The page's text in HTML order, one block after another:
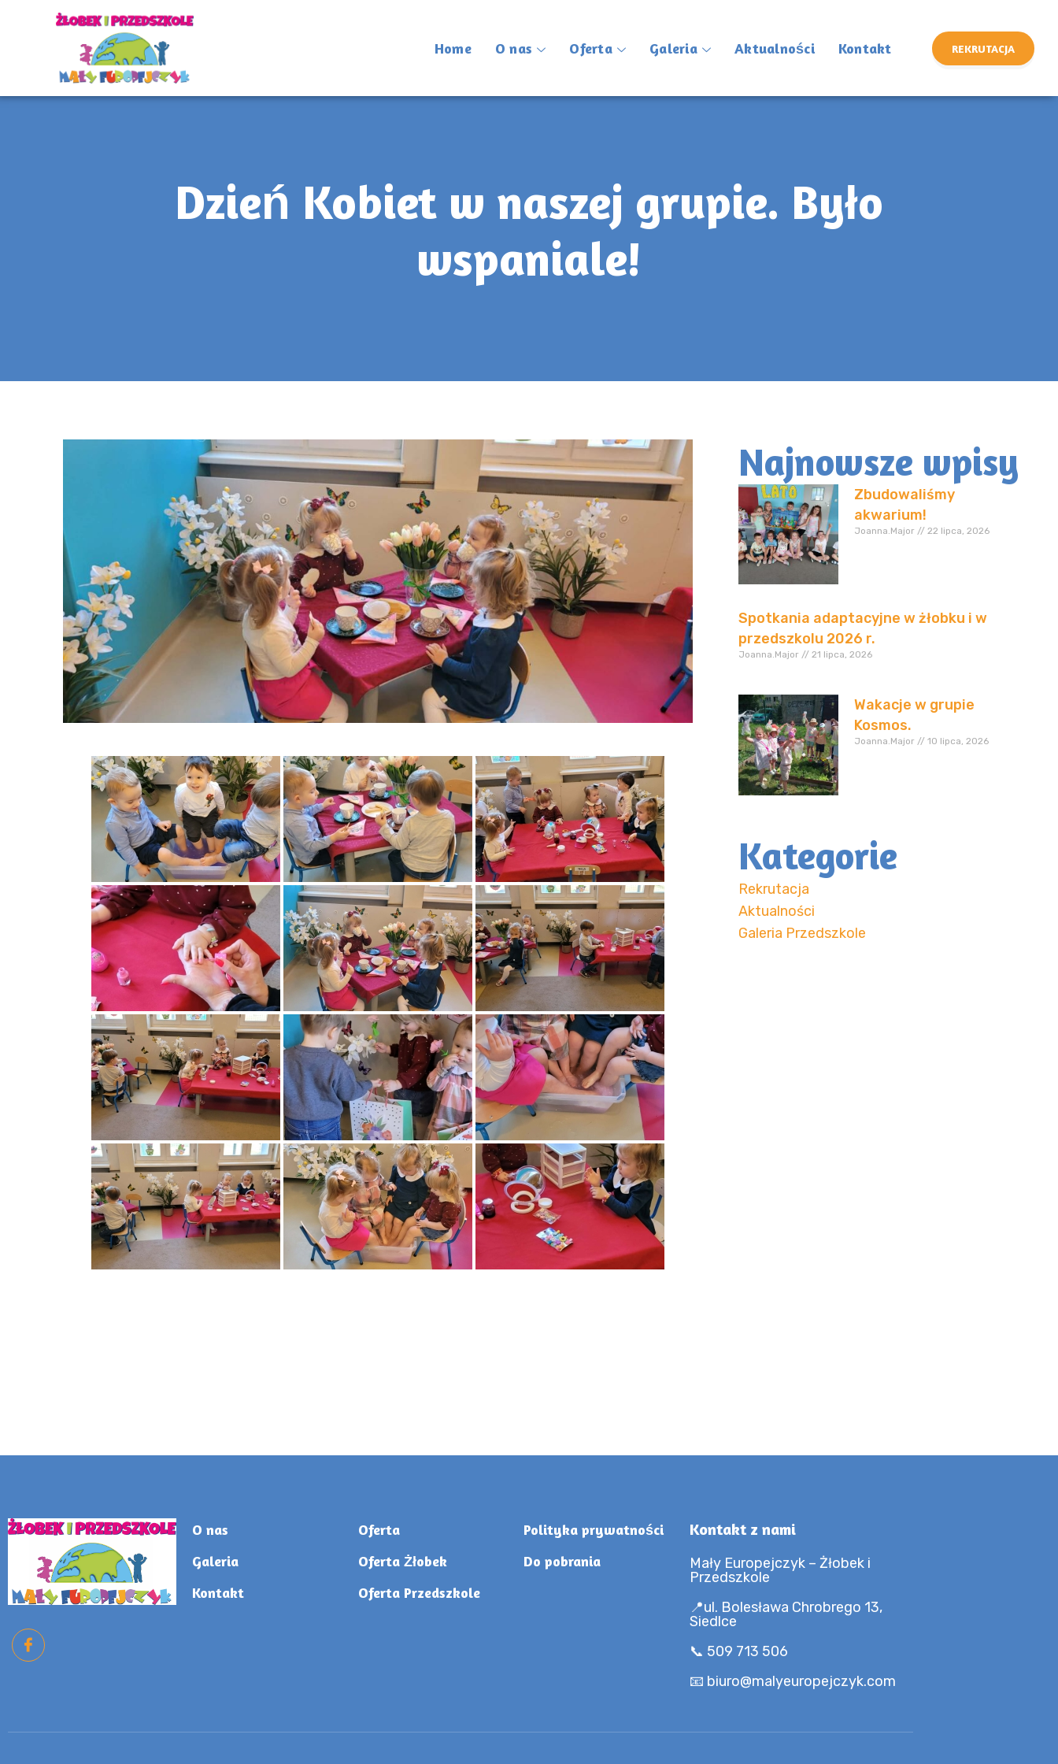
Home O nas Oferta Galeria Aktualności Kontakt REKRUTACJA
Dzień Kobiet w naszej grupie. Było
wspaniale!
Najnowsze wpisy
Zbudowaliśmy
akwarium!
Joanna.Major 22 lipca, 2026
Spotkania adaptacyjne w żłobku i w
przedszkolu 2026 r.
Joanna.Major 21 lipca, 2026
Wakacje w grupie
Kosmos.
Joanna.Major 10 lipca, 2026
Kategorie
Rekrutacja
Aktualności
Galeria Przedszkole
O nas
Galeria
Kontakt
Oferta
Oferta Żłobek
Oferta Przedszkole
Polityka prywatności
Do pobrania
Kontakt z nami
Mały Europejczyk – Żłobek i
Przedszkole
📍ul. Bolesława Chrobrego 13,
Siedlce
📞 509 713 506
📧 biuro@malyeuropejczyk.com